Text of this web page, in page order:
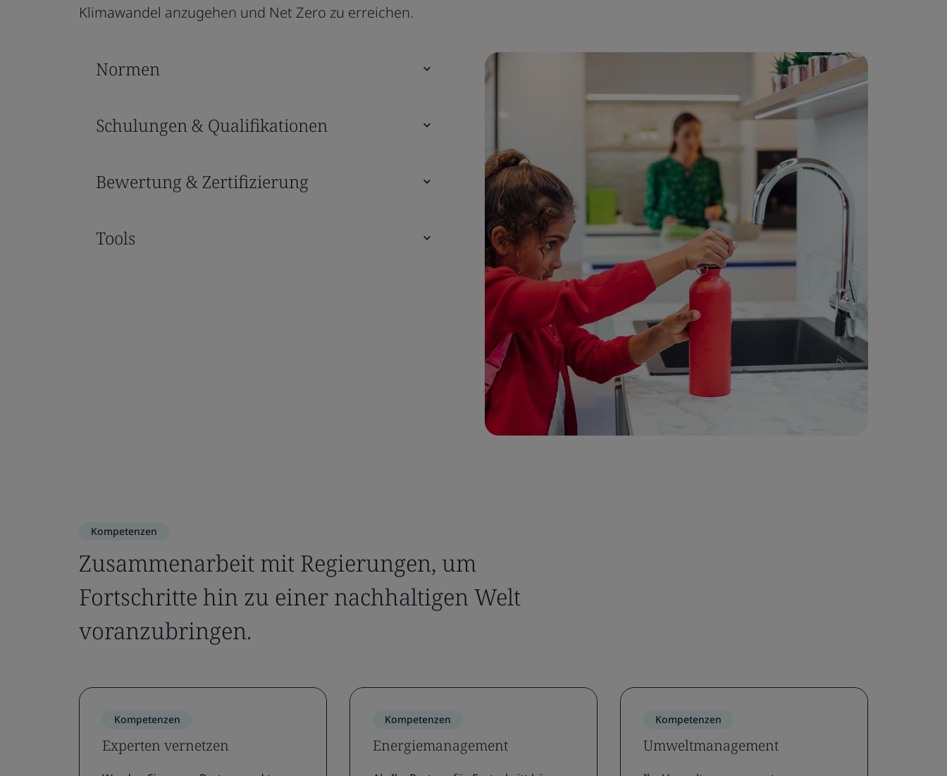
Klimawandel anzugehen und Net Zero zu erreichen.
Normen
Schulungen & Qualifikationen
Bewertung & Zertifizierung
Tools
Kompetenzen
Zusammenarbeit mit Regierungen, um
Fortschritte hin zu einer nachhaltigen Welt
voranzubringen.
Kompetenzen
Experten vernetzen
Kompetenzen
Energiemanagement
Kompetenzen
Umweltmanagement